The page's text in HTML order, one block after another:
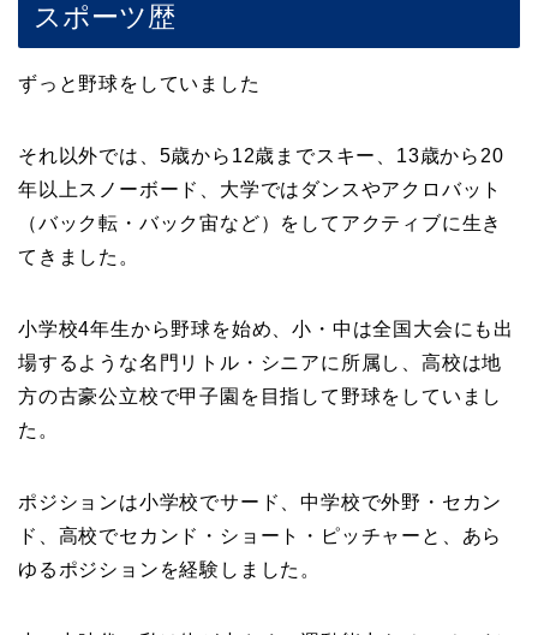
スポーツ歴
ずっと野球をしていました
それ以外では、5歳から12歳までスキー、13歳から20
年以上スノーボード、大学ではダンスやアクロバット
（バック転・バック宙など）をしてアクティブに生き
てきました。
小学校4年生から野球を始め、小・中は全国大会にも出
場するような名門リトル・シニアに所属し、高校は地
方の古豪公立校で甲子園を目指して野球をしていまし
た。
ポジションは小学校でサード、中学校で外野・セカン
ド、高校でセカンド・ショート・ピッチャーと、あら
ゆるポジションを経験しました。